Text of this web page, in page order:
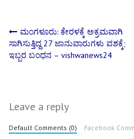
Post
navigation
ಮಂಗಳೂರು: ಕೇರಳಕ್ಕೆ ಅಕ್ರಮವಾಗಿ
ಸಾಗಿಸುತ್ತಿದ್ದ 27 ಜಾನುವಾರುಗಳು ವಶಕ್ಕೆ;
ಇಬ್ಬರ ಬಂಧನ – vishwanews24
Leave a reply
Default Comments (0) Facebook